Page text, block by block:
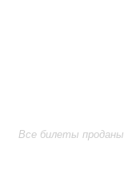
Все билеты проданы